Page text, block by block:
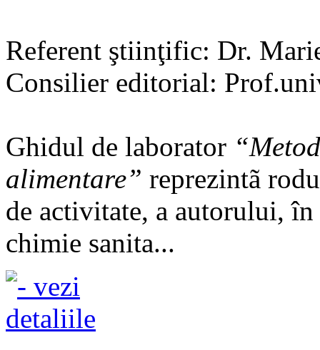
Referent ştiinţific: Dr.
Consilier editorial:
Ghidul de laborator
alimentare” reprezintã
de activitate, a autorului,
chimie sanita...